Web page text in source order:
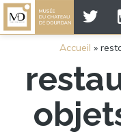
Accueil »